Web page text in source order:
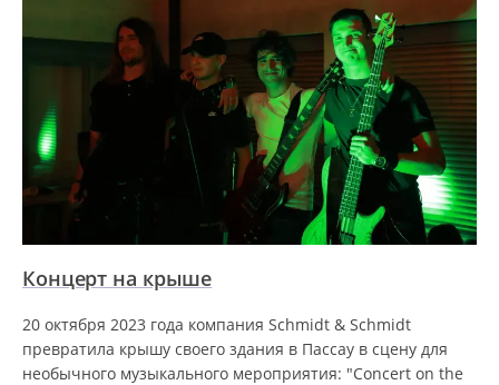
Концерт на крыше
20 октября 2023 года компания Schmidt & Schmidt
превратила крышу своего здания в Пассау в сцену для
необычного музыкального мероприятия: "Concert on the